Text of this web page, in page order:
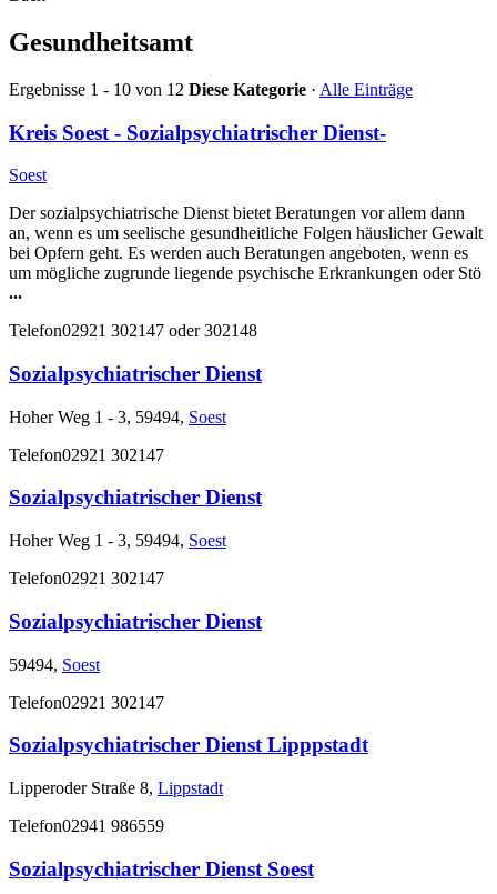
Gesundheitsamt
Ergebnisse 1 - 10 von 12 Diese Kategorie · Alle Einträge
Kreis Soest - Sozialpsychiatrischer Dienst-
Soest
Der sozialpsychiatrische Dienst bietet Beratungen vor allem dann
an, wenn es um seelische gesundheitliche Folgen häuslicher Gewalt
bei Opfern geht. Es werden auch Beratungen angeboten, wenn es
um mögliche zugrunde liegende psychische Erkrankungen oder Stö
...
Telefon02921 302147 oder 302148
Sozialpsychiatrischer Dienst
Hoher Weg 1 - 3, 59494, Soest
Telefon02921 302147
Sozialpsychiatrischer Dienst
Hoher Weg 1 - 3, 59494, Soest
Telefon02921 302147
Sozialpsychiatrischer Dienst
59494, Soest
Telefon02921 302147
Sozialpsychiatrischer Dienst Lipppstadt
Lipperoder Straße 8, Lippstadt
Telefon02941 986559
Sozialpsychiatrischer Dienst Soest